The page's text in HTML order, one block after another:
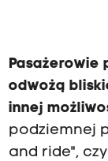
Pasażerowie
odwożą
innej
podziemnej
and ride",